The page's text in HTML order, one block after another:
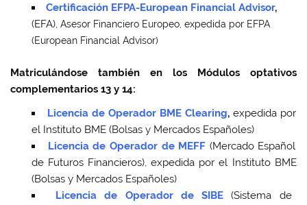
Certificación EFPA-European Financial Advisor,
(EFA), Asesor Financiero Europeo, expedida por EFPA
(European Financial Advisor)
Matriculándose también en los Módulos optativos
complementarios 13 y 14:
Licencia de Operador BME Clearing,expedida por
el Instituto BME (Bolsas y Mercados Españoles)
Licencia de Operador de MEFF (Mercado Español
de Futuros Financieros), expedida por el Instituto BME
(Bolsas y Mercados Españoles)
Licencia de Operador de SIBE
(Sistema de